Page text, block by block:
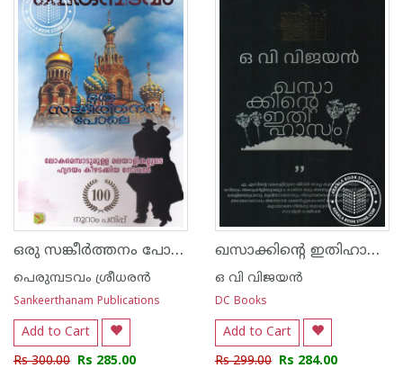
ഒരു സങ്കീര്‍ത്തനം പോലെ
പെരുമ്പടവം ശ്രീധര‌ന്‍
Sankeerthanam Publications
Add to Cart
Rs 300.00 Rs 285.00
ഖസാക്കിന്റെ ഇതിഹാസം
ഒ വി വിജയന്‍
DC Books
Add to Cart
Rs 299.00 Rs 284.00